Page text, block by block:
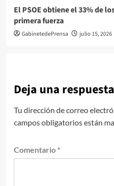
El PSOE obtiene el 33% de
primera fuerza
GabinetedePrensa julio 15, 2026
Deja una respuesta
Tu dirección de correo
campos obligatorios están
Comentario *